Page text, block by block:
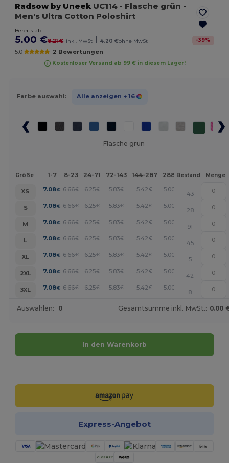
Radsow by Uneek UC114 - Flasche grün -
Men's Ultra Cotton Poloshirt
Bereits ab
5.00 €8.21 € inkl. MwSt | 4.20 €ohne MwSt -39%
5.0 2 Bewertungen
Kostenloser Versand ab 99 € in diesem Lager!
Farbe auswahl: Alle anzeigen + 16
Flasche grün
Größe 1-7 8-23 24-71 72-143 144-287 288 + Mehr
Bestand Menge
XS 7.08€ 6.66€ 6.25€ 5.83€ 5.42 € 5.00 +
43
S
7.08€ 6.66€ 6.25€ 5.83€ 5.42 € 5.00 +
28
M
7.08€ 6.66€ 6.25€ 5.83€ 5.42 € 5.00 +
91
L
7.08€ 6.66€ 6.25€ 5.83€ 5.42 € 5.00 +
45
XL
7.08€ 6.66€ 6.25€ 5.83€ 5.42 € 5.00 +
5
2XL
7.08€ 6.66€ 6.25€ 5.83€ 5.42 € 5.00 +
42
3XL
7.08€ 6.66€ 6.25€ 5.83€ 5.42 € 5.00 +
8
Auswahlen: 0 Gesamtsumme inkl. MwSt.: 0.00
In den Warenkorb
Express-Angebot